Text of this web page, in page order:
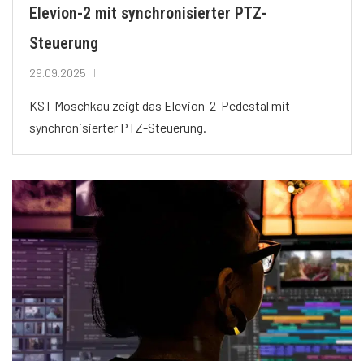
Elevion-2 mit synchronisierter PTZ-
Steuerung
29.09.2025
KST Moschkau zeigt das Elevion-2-Pedestal mit
synchronisierter PTZ-Steuerung.